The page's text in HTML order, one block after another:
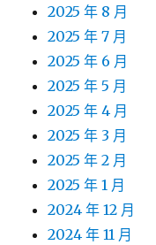
2025 年 8 月
2025 年 7 月
2025 年 6 月
2025 年 5 月
2025 年 4 月
2025 年 3 月
2025 年 2 月
2025 年 1 月
2024 年 12 月
2024 年 11 月